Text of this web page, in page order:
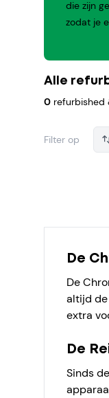
die zijn
zodat je
Alle
0 refurbished
Filter op
De
De
altijd de
extra
De
Sinds